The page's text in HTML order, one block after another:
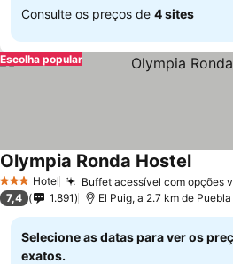
Consulte os preços de 4 sites
Escolha popular
3 EstrelasHotel Buffet acessível com opções
Olympia Ronda Hostel
7,4 1.891 El Puig, a 2.7 km de
Selecione as datas para ver os
exatos.